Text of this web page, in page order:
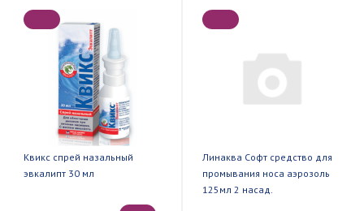
Квикс спрей назальный
эвкалипт 30 мл
Линаква Софт средство для
промывания носа аэрозоль
125мл 2 насад.